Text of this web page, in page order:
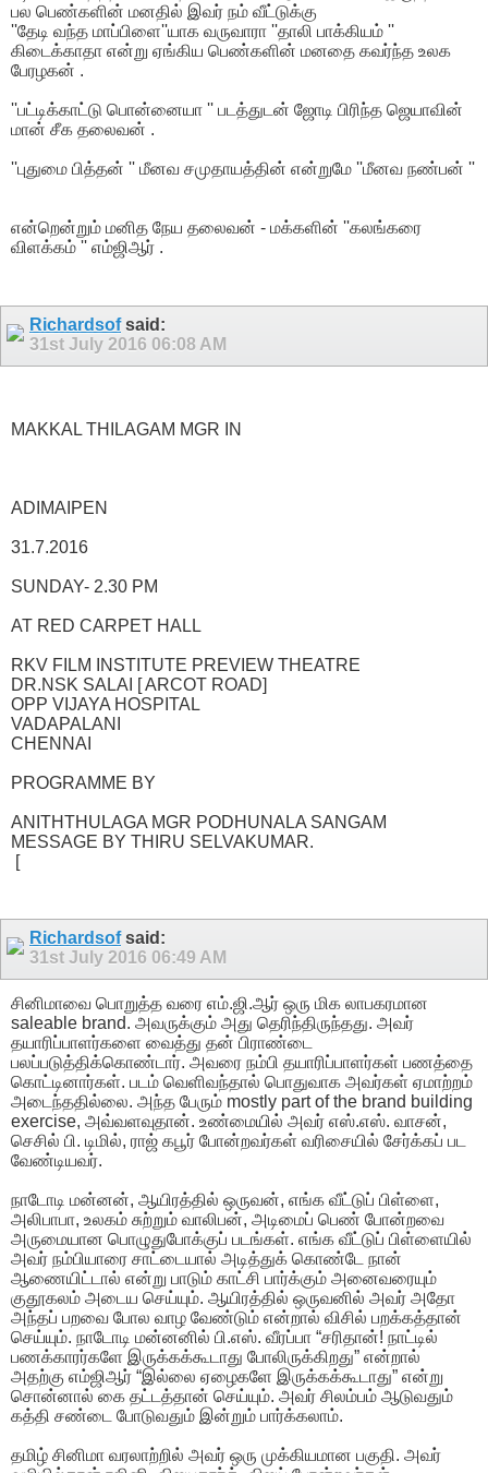
பல பெண்களின் மனதில் இவர் நம் வீட்டுக்கு
''தேடி வந்த மாப்பிளை''யாக வருவாரா ''தாலி பாக்கியம் ''
கிடைக்காதா என்று ஏங்கிய பெண்களின் மனதை கவர்ந்த உலக
பேரழகன் .
''பட்டிக்காட்டு பொன்னையா '' படத்துடன் ஜோடி பிரிந்த ஜெயாவின்
மான் சீக தலைவன் .
''புதுமை பித்தன் '' மீனவ சமுதாயத்தின் என்றுமே ''மீனவ நண்பன் ''
என்றென்றும் மனித நேய தலைவன் - மக்களின் ''கலங்கரை
விளக்கம் '' எம்ஜிஆர் .
Richardsofsaid:
31st July 2016 06:08 AM
MAKKAL THILAGAM MGR IN
ADIMAIPEN
31.7.2016
SUNDAY- 2.30 PM
AT RED CARPET HALL
RKV FILM INSTITUTE PREVIEW THEATRE
DR.NSK SALAI [ ARCOT ROAD]
OPP VIJAYA HOSPITAL
VADAPALANI
CHENNAI
PROGRAMME BY
ANITHTHULAGA MGR PODHUNALA SANGAM
MESSAGE BY THIRU SELVAKUMAR.
[
Richardsofsaid:
31st July 2016 06:49 AM
சினிமாவை பொறுத்த வரை எம்.ஜி.ஆர் ஒரு மிக லாபகரமான
saleable brand. அவருக்கும் அது தெரிந்திருந்தது. அவர்
தயாரிப்பாளர்களை வைத்து தன் பிராண்டை
பலப்படுத்திக்கொண்டார். அவரை நம்பி தயாரிப்பாளர்கள் பணத்தை
கொட்டினார்கள். படம் வெளிவந்தால் பொதுவாக அவர்கள் ஏமாற்றம்
அடைந்ததில்லை. அந்த பேரும் mostly part of the brand building
exercise, அவ்வளவுதான். உண்மையில் அவர் எஸ்.எஸ். வாசன்,
செசில் பி. டிமில், ராஜ் கபூர் போன்றவர்கள் வரிசையில் சேர்க்கப் பட
வேண்டியவர்.
நாடோடி மன்னன், ஆயிரத்தில் ஒருவன், எங்க வீட்டுப் பிள்ளை,
அலிபாபா, உலகம் சுற்றும் வாலிபன், அடிமைப் பெண் போன்றவை
அருமையான பொழுதுபோக்குப் படங்கள். எங்க வீட்டுப் பிள்ளையில்
அவர் நம்பியாரை சாட்டையால் அடித்துக் கொண்டே நான்
ஆணையிட்டால் என்று பாடும் காட்சி பார்க்கும் அனைவரையும்
குதூகலம் அடைய செய்யும். ஆயிரத்தில் ஒருவனில் அவர் அதோ
அந்தப் பறவை போல வாழ வேண்டும் என்றால் விசில் பறக்கத்தான்
செய்யும். நாடோடி மன்னனில் பி.எஸ். வீரப்பா “சரிதான்! நாட்டில்
பணக்காரர்களே இருக்கக்கூடாது போலிருக்கிறது” என்றால்
அதற்கு எம்ஜிஆர் “இல்லை ஏழைகளே இருக்கக்கூடாது” என்று
சொன்னால் கை தட்டத்தான் செய்யும். அவர் சிலம்பம் ஆடுவதும்
கத்தி சண்டை போடுவதும் இன்றும் பார்க்கலாம்.
தமிழ் சினிமா வரலாற்றில் அவர் ஒரு முக்கியமான பகுதி. அவர்